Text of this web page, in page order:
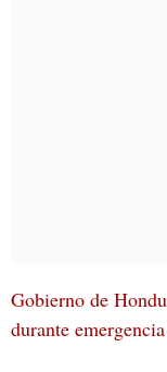
Gobierno de
durante